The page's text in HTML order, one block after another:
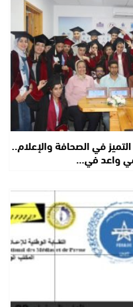
في الصحافة والإعلام..
واعد في…